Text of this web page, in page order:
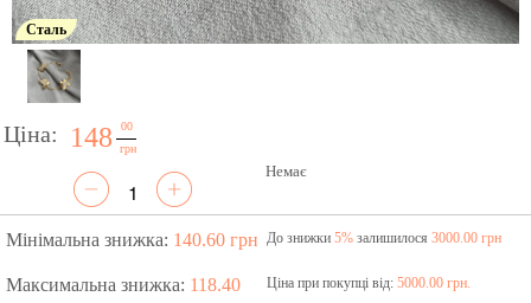
Сталь
Ціна: 148
00
грн
Немає
Мінімальна знижка: 140.60 грн До знижки 5%залишилося 3000.00 грн
Максимальна знижка: 118.40
Ціна при покупці від: 5000.00 грн.